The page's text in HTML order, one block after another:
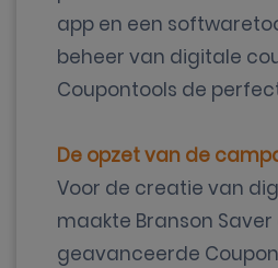
app en een
beheer van digitale
Coupontools de
De opzet van de
Voor de creatie van
maakte Branson
geavanceerde